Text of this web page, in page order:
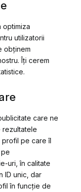
optimiza
utilizatorii
obținem
Îți cerem
care ne
rezultatele
profil pe care îl
uri, în calitate
ID unic, dar
în funcție de